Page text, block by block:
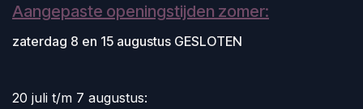
Aangepaste openingstijden zomer:
zaterdag 8 en 15 augustus GESLOTEN
20 juli t/m 7 augustus: